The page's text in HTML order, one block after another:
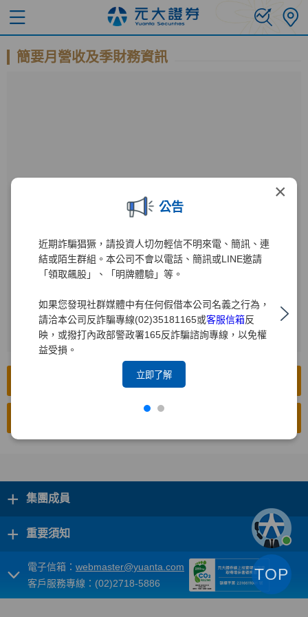
×
公告
近期詐騙猖獗，請投資人切勿輕信不明來電、簡訊、連
結或陌生群組。本公司不會以電話、簡訊或LINE邀請
「領取飆股」、「明牌體驗」等。
如果您發現社群媒體中有任何假借本公司名義之行為，
請洽本公司反詐騙專線(02)35181165或客服信箱反
映，或撥打內政部警政署165反詐騙諮詢專線，以免權
益受損。
立即了解
簡要月營收及季財務資訊
公開資訊觀測站
進入公開資訊觀測站後
1 輸入公司代碼：000980
2 按下[搜尋]
前往公開資訊觀測站(中文版)
+ 集團成員
+ 重要須知
電子信箱： webmaster@yuanta.com
客戶服務專線：(02)2718-5886
TOP